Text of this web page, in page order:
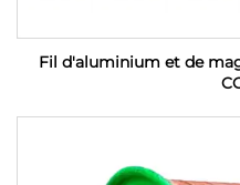
Fil d'aluminium et de